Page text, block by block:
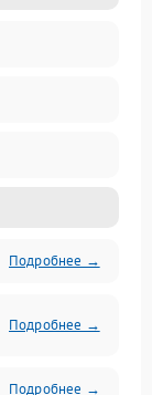
Подробнее →
Подробнее →
Подробнее →